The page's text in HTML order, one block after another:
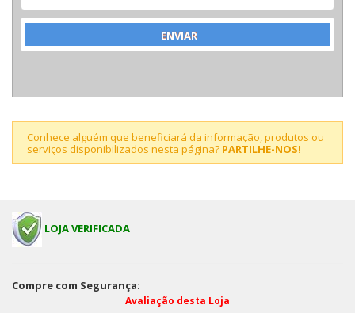
Conhece alguém que beneficiará da informação, produtos ou
serviços disponibilizados nesta página? PARTILHE-NOS!
LOJA VERIFICADA
Compre com Segurança:
Avaliação desta Loja